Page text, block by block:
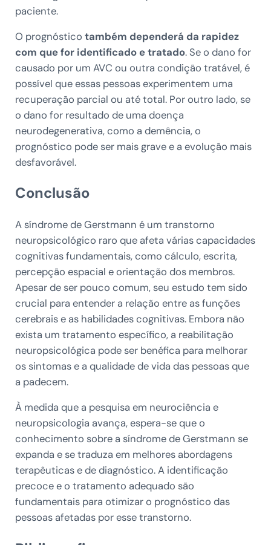
paciente.
O prognóstico também dependerá da rapidez
com que for identificado e tratado. Se o dano for
causado por um AVC ou outra condição tratável, é
possível que essas pessoas experimentem uma
recuperação parcial ou até total. Por outro lado, se
o dano for resultado de uma doença
neurodegenerativa, como a demência, o
prognóstico pode ser mais grave e a evolução mais
desfavorável.
Conclusão
A síndrome de Gerstmann é um transtorno
neuropsicológico raro que afeta várias capacidades
cognitivas fundamentais, como cálculo, escrita,
percepção espacial e orientação dos membros.
Apesar de ser pouco comum, seu estudo tem sido
crucial para entender a relação entre as funções
cerebrais e as habilidades cognitivas. Embora não
exista um tratamento específico, a reabilitação
neuropsicológica pode ser benéfica para melhorar
os sintomas e a qualidade de vida das pessoas que
a padecem.
À medida que a pesquisa em neurociência e
neuropsicologia avança, espera-se que o
conhecimento sobre a síndrome de Gerstmann se
expanda e se traduza em melhores abordagens
terapêuticas e de diagnóstico. A identificação
precoce e o tratamento adequado são
fundamentais para otimizar o prognóstico das
pessoas afetadas por esse transtorno.